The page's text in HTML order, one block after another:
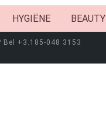
HYGIËNE BEAUTY
Bel +3.185-048 3153